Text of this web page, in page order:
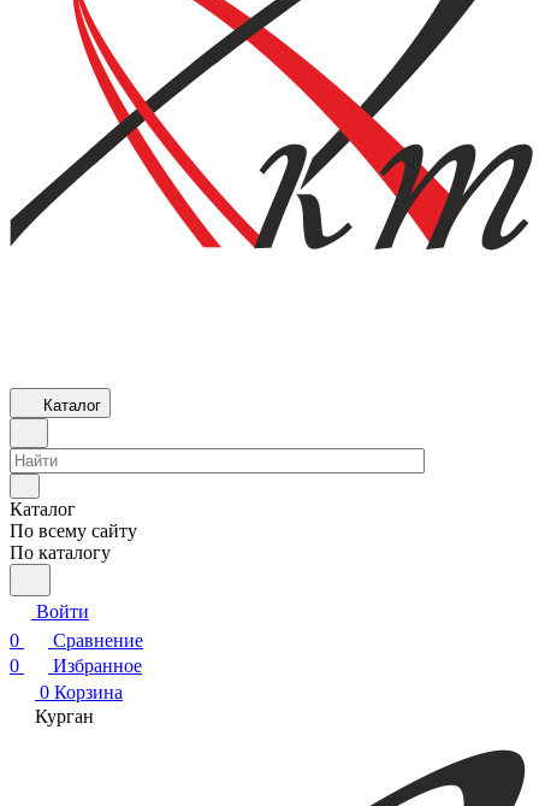
Каталог
Каталог
По всему сайту
По каталогу
Войти
0
Сравнение
0
Избранное
0 Корзина
Курган